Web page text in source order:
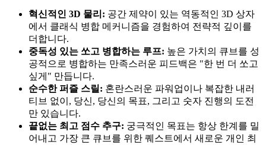
혁신적인 3D 물리: 공간 제약이 있는 역동적인 3D 상자
에서 클래식 병합 메커니즘을 경험하여 전략적 깊이를
더합니다.
중독성 있는 쏘고 병합하는 루프: 높은 가치의 큐브를 성
공적으로 병합하는 만족스러운 피드백은 "한 번 더 쏘고
싶게" 만듭니다.
순수한 퍼즐 스릴: 혼란스러운 파워업이나 복잡한 내러
티브 없이, 당신, 당신의 목표, 그리고 숫자 진행의 도전
만 있습니다.
끝없는 최고 점수 추구: 궁극적인 목표는 항상 한계를 밀
어내고 가장 큰 큐브를 위한 퀘스트에서 새로운 개인 최